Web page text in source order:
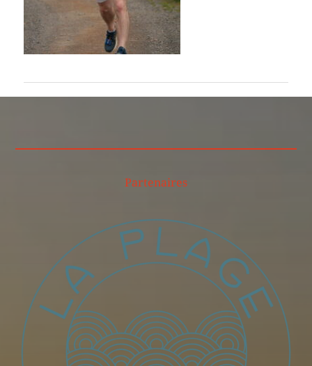
Partenaires